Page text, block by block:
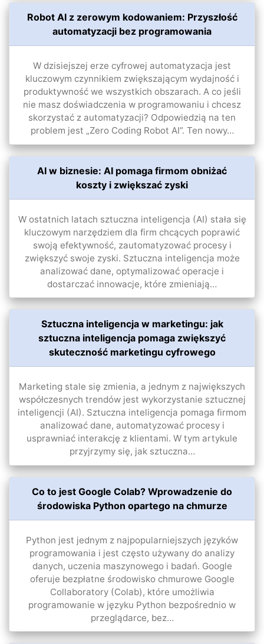
Robot AI z zerowym kodowaniem: Przyszłość
automatyzacji bez programowania
W dzisiejszej erze cyfrowej automatyzacja jest
kluczowym czynnikiem zwiększającym wydajność i
produktywność we wszystkich obszarach. A co jeśli
nie masz doświadczenia w programowaniu i chcesz
skorzystać z automatyzacji? Odpowiedzią na ten
problem jest „Zero Coding Robot AI”. Ten nowy…
AI w biznesie: AI pomaga firmom obniżać
koszty i zwiększać zyski
W ostatnich latach sztuczna inteligencja (AI) stała się
kluczowym narzędziem dla firm chcących poprawić
swoją efektywność, zautomatyzować procesy i
zwiększyć swoje zyski. Sztuczna inteligencja może
analizować dane, optymalizować operacje i
dostarczać innowacje, które zmieniają…
Sztuczna inteligencja w marketingu: jak
sztuczna inteligencja pomaga zwiększyć
skuteczność marketingu cyfrowego
Marketing stale się zmienia, a jednym z największych
współczesnych trendów jest wykorzystanie sztucznej
inteligencji (AI). Sztuczna inteligencja pomaga firmom
analizować dane, automatyzować procesy i
usprawniać interakcję z klientami. W tym artykule
przyjrzymy się, jak sztuczna…
Co to jest Google Colab? Wprowadzenie do
środowiska Python opartego na chmurze
Python jest jednym z najpopularniejszych języków
programowania i jest często używany do analizy
danych, uczenia maszynowego i badań. Google
oferuje bezpłatne środowisko chmurowe Google
Collaboratory (Colab), które umożliwia
programowanie w języku Python bezpośrednio w
przeglądarce, bez…